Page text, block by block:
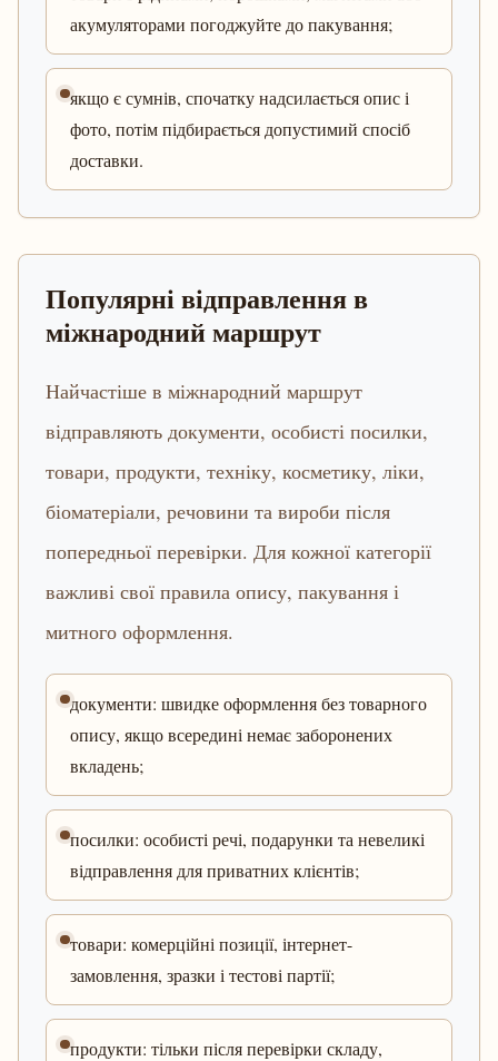
акумуляторами погоджуйте до пакування;
якщо є сумнів, спочатку надсилається опис і
фото, потім підбирається допустимий спосіб
доставки.
Популярні відправлення в
міжнародний маршрут
Найчастіше в міжнародний маршрут
відправляють документи, особисті посилки,
товари, продукти, техніку, косметику, ліки,
біоматеріали, речовини та вироби після
попередньої перевірки. Для кожної категорії
важливі свої правила опису, пакування і
митного оформлення.
документи: швидке оформлення без товарного
опису, якщо всередині немає заборонених
вкладень;
посилки: особисті речі, подарунки та невеликі
відправлення для приватних клієнтів;
товари: комерційні позиції, інтернет-
замовлення, зразки і тестові партії;
продукти: тільки після перевірки складу,